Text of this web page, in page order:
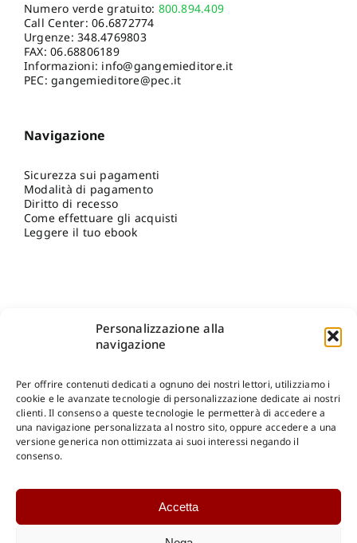
Personalizzazione alla
navigazione
Per offrire contenuti dedicati a ognuno dei nostri lettori, utilizziamo i
cookie e le avanzate tecnologie di personalizzazione dedicate ai nostri
clienti. Il consenso a queste tecnologie le permetterà di accedere a
una navigazione personalizzata al nostro sito, oppure accedere a una
versione generica non ottimizzata ai suoi interessi negando il
consenso.
Accetta
Numero verde gratuito: 800.894.409
Call Center:06.6872774
Urgenze:348.4769803
FAX: 06.68806189
Informazioni: info@gangemieditore.it
PEC: gangemieditore@pec.it
Navigazione
Sicurezza sui pagamenti
Modalità di pagamento
Diritto di recesso
Come effettuare gli acquisti
Leggere il tuo ebook
Shop Gangemi Editore-Pagamenti Sicuri e anche Rateali
Catalogo Online
Catalogo Internazionale